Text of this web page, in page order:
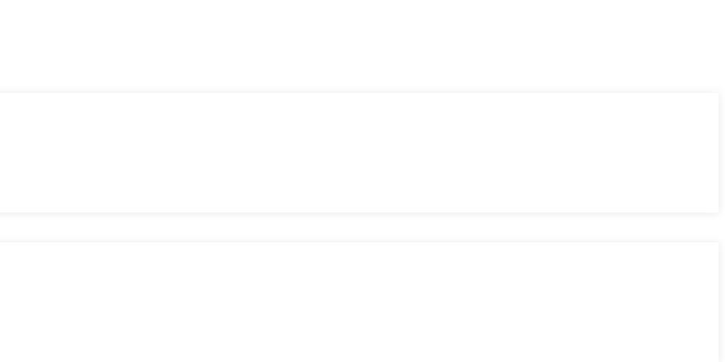
sans complications.
du marché.
des plateformes et des dApps.